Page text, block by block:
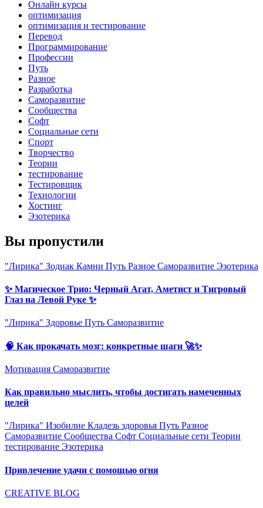
Онлайн курсы
оптимизация
оптимизация и тестирование
Перевод
Программирование
Профессии
Путь
Разное
Разработка
Саморазвитие
Сообщества
Софт
Социальные сети
Спорт
Творчество
Теории
тестирование
Тестировщик
Технологии
Хостинг
Эзотерика
Вы пропустили
"Лирика" Зодиак Камни Путь Разное Саморазвитие Эзотерика
✨ Магическое Трио: Черный Агат, Аметист и Тигровый
Глаз на Левой Руке ✨
"Лирика" Здоровье Путь Саморазвитие
🧠 Как прокачать мозг: конкретные шаги 🚀✨
Мотивация Саморазвитие
Как правильно мыслить, чтобы достигать намеченных
целей
"Лирика" Изобилие Кладезь здоровья Путь Разное
Саморазвитие Сообщества Софт Социальные сети Теории
тестирование Эзотерика
Привлечение удачи с помощью огня
CREATIVE BLOG